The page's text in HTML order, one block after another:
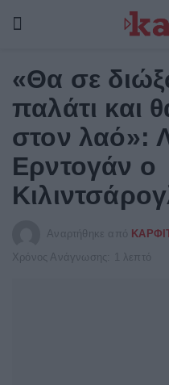
«Θα σε
παλάτι και
στον λαό»:
Ερντογάν ο
Αναρτήθηκε από
Χρόνος Ανάγνωσης: 1 λεπτό